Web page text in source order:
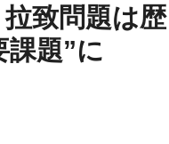
致問題は歴
課題”に